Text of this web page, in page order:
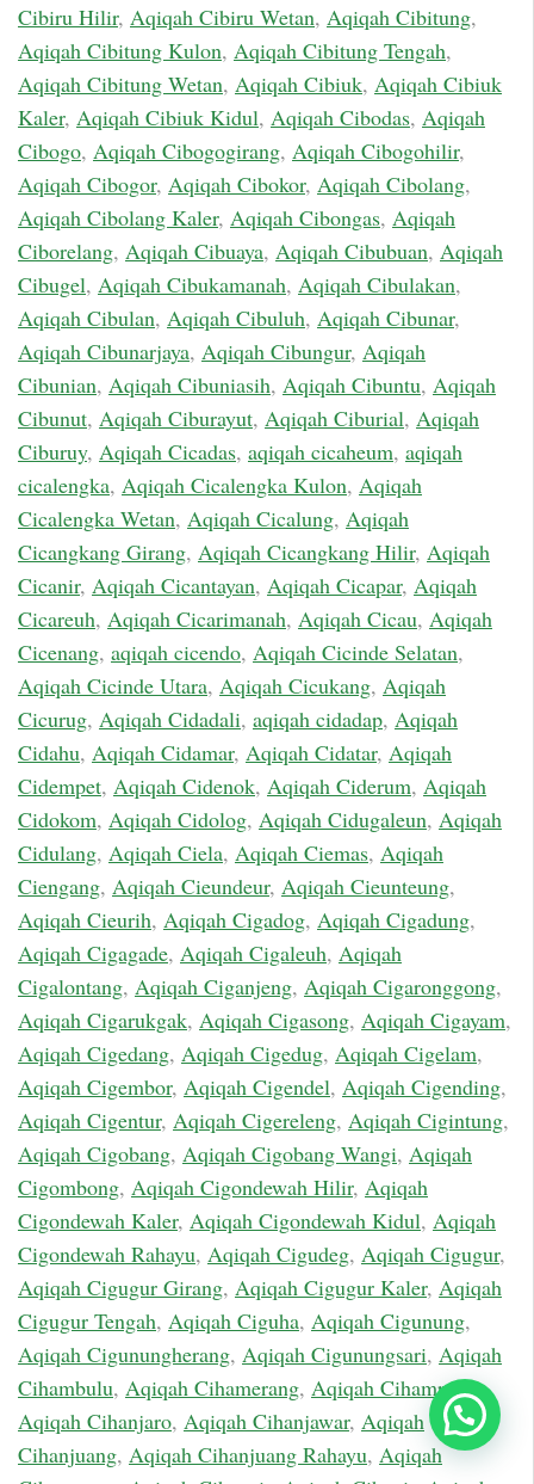
Cibiru Hilir, Aqiqah Cibiru Wetan, Aqiqah Cibitung,
Aqiqah Cibitung Kulon, Aqiqah Cibitung Tengah,
Aqiqah Cibitung Wetan, Aqiqah Cibiuk, Aqiqah Cibiuk
Kaler, Aqiqah Cibiuk Kidul, Aqiqah Cibodas, Aqiqah
Cibogo, Aqiqah Cibogogirang, Aqiqah Cibogohilir,
Aqiqah Cibogor, Aqiqah Cibokor, Aqiqah Cibolang,
Aqiqah Cibolang Kaler, Aqiqah Cibongas, Aqiqah
Ciborelang, Aqiqah Cibuaya, Aqiqah Cibubuan, Aqiqah
Cibugel, Aqiqah Cibukamanah, Aqiqah Cibulakan,
Aqiqah Cibulan, Aqiqah Cibuluh, Aqiqah Cibunar,
Aqiqah Cibunarjaya, Aqiqah Cibungur, Aqiqah
Cibunian, Aqiqah Cibuniasih, Aqiqah Cibuntu, Aqiqah
Cibunut, Aqiqah Ciburayut, Aqiqah Ciburial, Aqiqah
Ciburuy, Aqiqah Cicadas, aqiqah cicaheum, aqiqah
cicalengka, Aqiqah Cicalengka Kulon, Aqiqah
Cicalengka Wetan, Aqiqah Cicalung, Aqiqah
Cicangkang Girang, Aqiqah Cicangkang Hilir, Aqiqah
Cicanir, Aqiqah Cicantayan, Aqiqah Cicapar, Aqiqah
Cicareuh, Aqiqah Cicarimanah, Aqiqah Cicau, Aqiqah
Cicenang, aqiqah cicendo, Aqiqah Cicinde Selatan,
Aqiqah Cicinde Utara, Aqiqah Cicukang, Aqiqah
Cicurug, Aqiqah Cidadali, aqiqah cidadap, Aqiqah
Cidahu, Aqiqah Cidamar, Aqiqah Cidatar, Aqiqah
Cidempet, Aqiqah Cidenok, Aqiqah Ciderum, Aqiqah
Cidokom, Aqiqah Cidolog, Aqiqah Cidugaleun, Aqiqah
Cidulang, Aqiqah Ciela, Aqiqah Ciemas, Aqiqah
Ciengang, Aqiqah Cieundeur, Aqiqah Cieunteung,
Aqiqah Cieurih, Aqiqah Cigadog, Aqiqah Cigadung,
Aqiqah Cigagade, Aqiqah Cigaleuh, Aqiqah
Cigalontang, Aqiqah Ciganjeng, Aqiqah Cigaronggong,
Aqiqah Cigarukgak, Aqiqah Cigasong, Aqiqah Cigayam,
Aqiqah Cigedang, Aqiqah Cigedug, Aqiqah Cigelam,
Aqiqah Cigembor, Aqiqah Cigendel, Aqiqah Cigending,
Aqiqah Cigentur, Aqiqah Cigereleng, Aqiqah Cigintung,
Aqiqah Cigobang, Aqiqah Cigobang Wangi, Aqiqah
Cigombong, Aqiqah Cigondewah Hilir, Aqiqah
Cigondewah Kaler, Aqiqah Cigondewah Kidul, Aqiqah
Cigondewah Rahayu, Aqiqah Cigudeg, Aqiqah Cigugur,
Aqiqah Cigugur Girang, Aqiqah Cigugur Kaler, Aqiqah
Cigugur Tengah, Aqiqah Ciguha, Aqiqah Cigunung,
Aqiqah Cigunungherang, Aqiqah Cigunungsari, Aqiqah
Cihambulu, Aqiqah Cihamerang, Aqiqah Cihampelas,
Aqiqah Cihanjaro, Aqiqah Cihanjawar, Aqiqah
Cihanjuang, Aqiqah Cihanjuang Rahayu, Aqiqah
Chat Sekarang